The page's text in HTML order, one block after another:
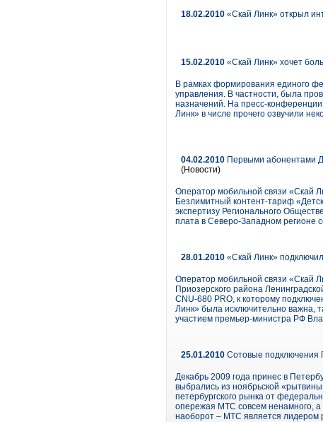
18.02.2010 «Скай Линк» открыл
15.02.2010 «Скай Линк» хочет
В рамках формирования единого
управления. В частности, была
назначений. На пресс-
Линк» в числе прочего озвучили
04.02.2010 Первыми абонентами
(Новости)
Оператор мобильной связи «Скай
Безлимитный контент-тариф
экспертизу Регионального
плата в Северо-Западном регионе
28.01.2010 «Скай Линк»
Оператор мобильной связи «Скай
Приозерского района
CNU-680 PRO, к которому
Линк» была исключительно важна,
участием премьер-министра РФ
25.01.2010 Сотовые подключения
Декабрь 2009 года принес в
выбрались из ноябрьской
петербургского рынка от
опережая МТС совсем ненамного,
наоборот – МТС является лидером